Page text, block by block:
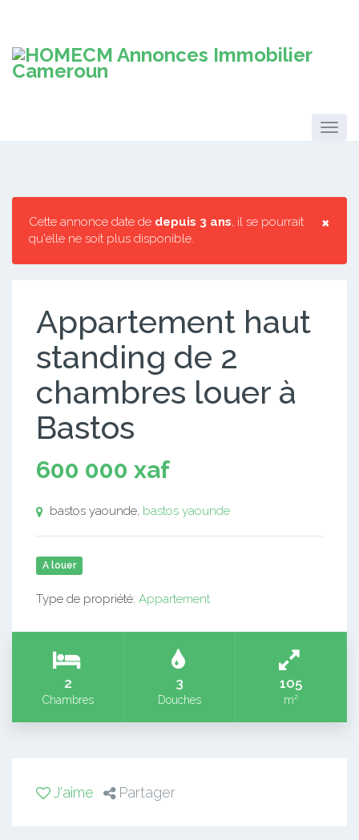
×
Cette annonce date de depuis 3 ans, il se pourrait
qu'elle ne soit plus disponible.
Appartement haut
standing de 2
chambres louer à
Bastos
600 000 xaf
bastos yaounde, bastos yaounde
A louer
Type de propriété: Appartement
2
Chambres
3
Douches
105
m²
J'aime Partager